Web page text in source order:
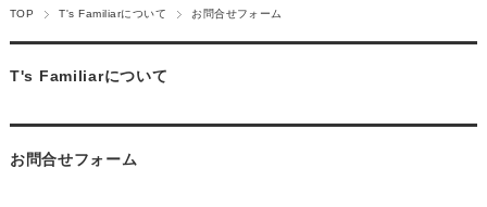
TOP T's Familiarについて お問合せフォーム
T's Familiarについて
お問合せフォーム